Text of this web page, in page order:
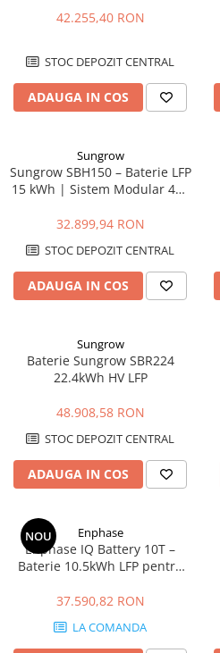
42.255,40 RON
STOC DEPOZIT CENTRAL
ADAUGA IN COS
Sungrow
Sungrow SBH150 – Baterie LFP
15 kWh | Sistem Modular 48V
32.899,94 RON
STOC DEPOZIT CENTRAL
ADAUGA IN COS
Sungrow
Baterie Sungrow SBR224
22.4kWh HV LFP
48.908,58 RON
STOC DEPOZIT CENTRAL
ADAUGA IN COS
NOU Enphase
Enphase IQ Battery 10T –
Baterie 10.5kWh LFP pentru
Ready
37.590,82 RON
LA COMANDA